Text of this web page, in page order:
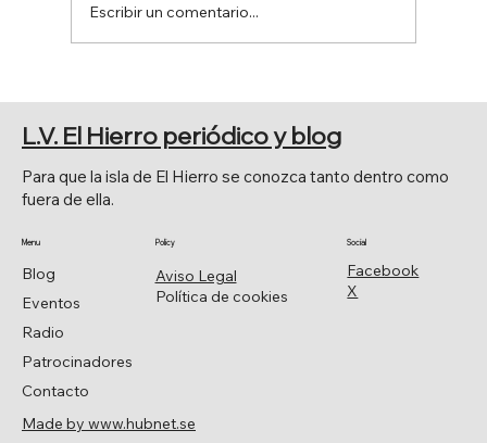
Parlamento de Canarias.
Escribir un comentario...
Facebook
X
Social
Aviso Legal
Política de cookies
Policy
Blog
Eventos
Radio
Patrocinadores
Contacto
Menu
Para que la isla de El Hierro se conozca tanto dentro como
fuera de ella.
L.V. El Hierro periódico y blog
Made by www.hubnet.se